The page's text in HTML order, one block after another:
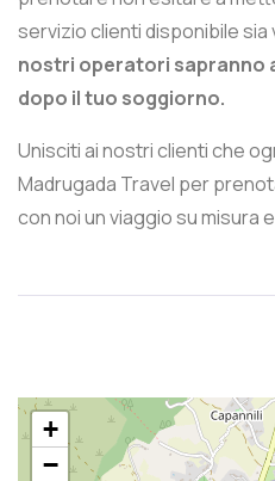
servizio clienti disponibile
nostri operatori sapranno
dopo il tuo soggiorno.
Unisciti ai nostri clienti che
Madrugada Travel per
con noi un viaggio su misura
+
−